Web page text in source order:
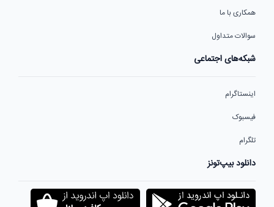
همکاری با ما
سوالات متداول
شبکه‌های اجتماعی
اینستاگرام
فیسبوک
تلگرام
دانلود بیپ‌تونز